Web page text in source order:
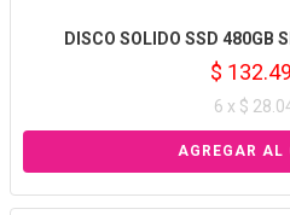
DISCO SOLIDO SSD 480GB
$
6 x $